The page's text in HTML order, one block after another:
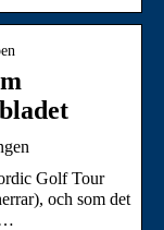
Golf Tour
och som det
…